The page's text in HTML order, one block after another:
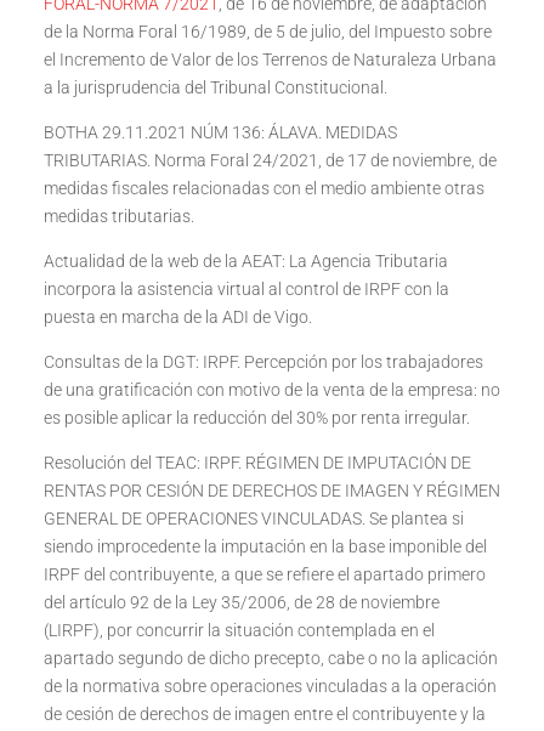
de la Norma Foral 16/1989, de 5 de julio, del Impuesto sobre
el Incremento de Valor de los Terrenos de Naturaleza Urbana
a la jurisprudencia del Tribunal Constitucional.
BOTHA 29.11.2021 NÚM 136: ÁLAVA. MEDIDAS
TRIBUTARIAS. Norma Foral 24/2021, de 17 de noviembre, de
medidas fiscales relacionadas con el medio ambiente otras
medidas tributarias.
Actualidad de la web de la AEAT: La Agencia Tributaria
incorpora la asistencia virtual al control de IRPF con la
puesta en marcha de la ADI de Vigo.
Consultas de la DGT: IRPF. Percepción por los trabajadores
de una gratificación con motivo de la venta de la empresa: no
es posible aplicar la reducción del 30% por renta irregular.
Resolución del TEAC: IRPF. RÉGIMEN DE IMPUTACIÓN DE
RENTAS POR CESIÓN DE DERECHOS DE IMAGEN Y RÉGIMEN
GENERAL DE OPERACIONES VINCULADAS. Se plantea si
siendo improcedente la imputación en la base imponible del
IRPF del contribuyente, a que se refiere el apartado primero
del artículo 92 de la Ley 35/2006, de 28 de noviembre
(LIRPF), por concurrir la situación contemplada en el
apartado segundo de dicho precepto, cabe o no la aplicación
de la normativa sobre operaciones vinculadas a la operación
de cesión de derechos de imagen entre el contribuyente y la